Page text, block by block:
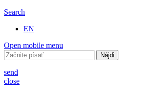
Search
EN
Open mobile menu
Hľadať:
send
close